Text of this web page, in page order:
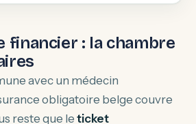
financier : la chambre
avec un médecin
obligatoire belge couvre
reste que le ticket